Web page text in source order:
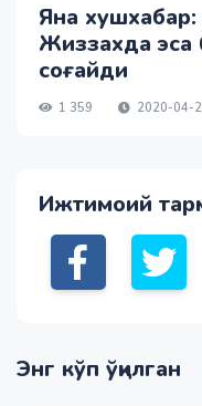
Яна
Жиззахда эса
соғайди
1 359 2020-04-
Ижтимоий
Энг кўп ўқилган